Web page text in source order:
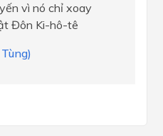
vì nó chỉ xoay
Đôn Ki-hô-tê